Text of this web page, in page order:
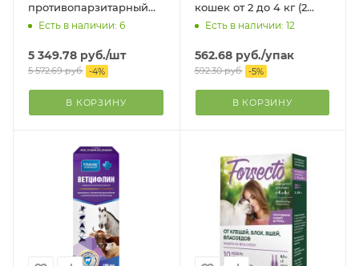
противопарзитарный
препарат для
рогатого скота 1л
Есть в наличии: 6
5 349.78 руб./шт
5 572.69руб. -4%
В КОРЗИНУ
кошек от 2 до 4 кг (2
пипетки)
Есть в наличии: 12
562.68руб./упак
592.30руб. -5%
В КОРЗИНУ